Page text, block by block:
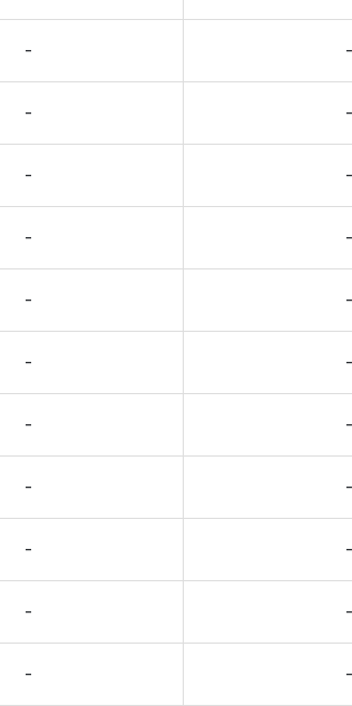
- -
- -
- -
- -
- -
- -
- -
- -
- -
- -
- -